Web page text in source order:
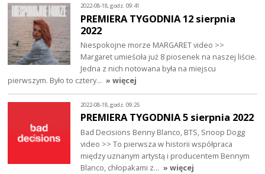
2022-08-18, godz. 09:41
PREMIERA TYGODNIA 12 sierpnia
2022
Niespokojne morze MARGARET video >>
Margaret umieściła już 8 piosenek na naszej liście.
Jedna z nich notowana była na miejscu
pierwszym. Było to cztery… » więcej
2022-08-18, godz. 09:25
PREMIERA TYGODNIA 5 sierpnia 2022
Bad Decisions Benny Blanco, BTS, Snoop Dogg
video >> To pierwsza w historii współpraca
między uznanym artystą i producentem Bennym
Blanco, chłopakami z… » więcej